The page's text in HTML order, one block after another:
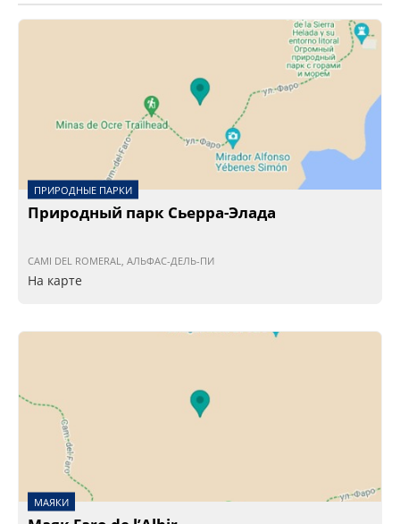
ПРИРОДНЫЕ ПАРКИ
Природный парк Сьерра-Элада
CAMI DEL ROMERAL, АЛЬФАС-ДЕЛЬ-ПИ
На карте
МАЯКИ